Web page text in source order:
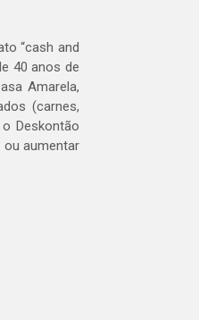
“cash and
40 anos de
Amarela,
(carnes,
Deskontão
aumentar